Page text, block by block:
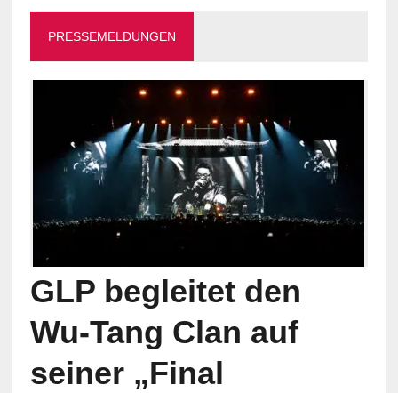
PRESSEMELDUNGEN
GLP begleitet den
Wu-Tang Clan auf
seiner „Final